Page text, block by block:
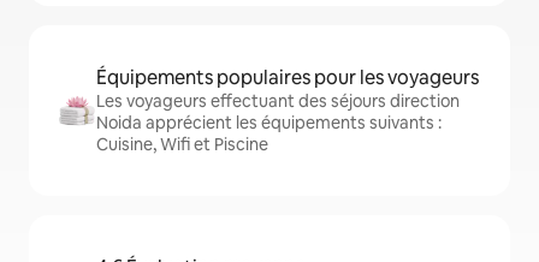
Équipements populaires pour les voyageurs
Les voyageurs effectuant des séjours direction
Noida apprécient les équipements suivants :
Cuisine, Wifi et Piscine